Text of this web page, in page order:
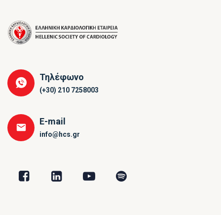
Τηλέφωνο
(+30) 210 7258003
E-mail
info@hcs.gr